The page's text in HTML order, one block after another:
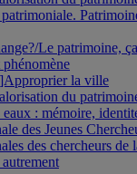
Le patrimoine,
la ville
du
: mémoire,
des Jeunes
des chercheurs de